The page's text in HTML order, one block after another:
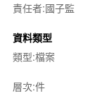
責任者:國子監
資料類型
類型:檔案
層次:件